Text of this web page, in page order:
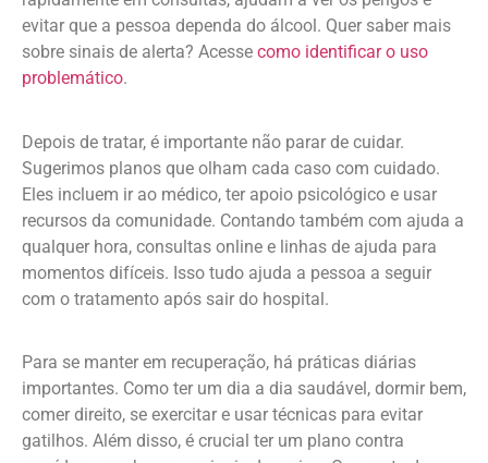
evitar que a pessoa dependa do álcool. Quer saber mais
sobre sinais de alerta? Acesse como identificar o uso
problemático.
Depois de tratar, é importante não parar de cuidar.
Sugerimos planos que olham cada caso com cuidado.
Eles incluem ir ao médico, ter apoio psicológico e usar
recursos da comunidade. Contando também com ajuda a
qualquer hora, consultas online e linhas de ajuda para
momentos difíceis. Isso tudo ajuda a pessoa a seguir
com o tratamento após sair do hospital.
Para se manter em recuperação, há práticas diárias
importantes. Como ter um dia a dia saudável, dormir bem,
comer direito, se exercitar e usar técnicas para evitar
gatilhos. Além disso, é crucial ter um plano contra